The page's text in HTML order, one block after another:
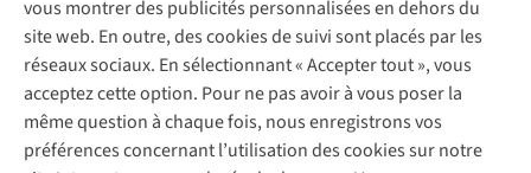
vous montrer des publicités personnalisées en dehors du
site web. En outre, des cookies de suivi sont placés par les
réseaux sociaux. En sélectionnant « Accepter tout », vous
acceptez cette option. Pour ne pas avoir à vous poser la
même question à chaque fois, nous enregistrons vos
préférences concernant l’utilisation des cookies sur notre
Retouches
Pour les entreprises
Suivez-nous